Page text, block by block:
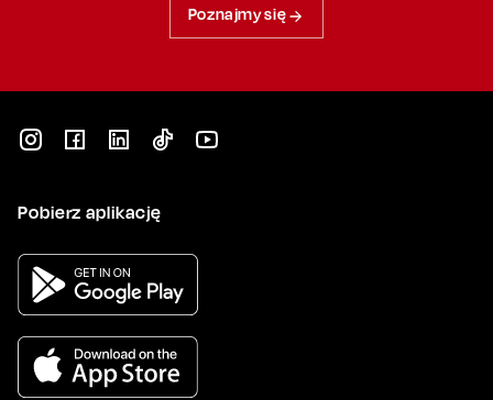
Poznajmy się
Pobierz aplikację